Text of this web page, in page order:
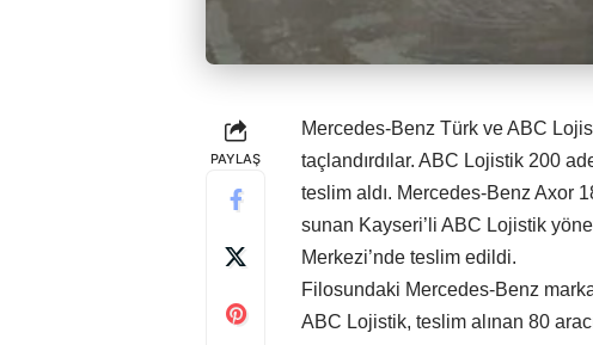
PAYLAŞ
Mercedes-Benz Türk ve ABC
taçlandırdılar. ABC Lojistik 200
teslim aldı. Mercedes-Benz Axor
sunan Kayseri’li ABC Lojistik
Merkezi’nde teslim edildi.
Filosundaki Mercedes-Benz marka
ABC Lojistik, teslim alınan 80